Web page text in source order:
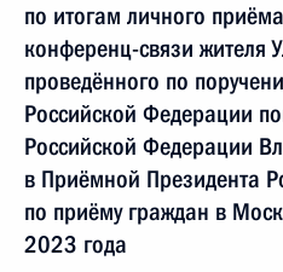
по итогам личного
конференц-связи жителя
проведённого по
Российской Федерации
Российской Федерации
в Приёмной Президента
по приёму граждан в
2023 года